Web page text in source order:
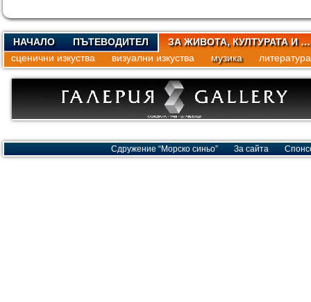
НАЧАЛО ПЪТЕВОДИТЕЛ
ЗА ЖИВОТА, КУЛТУРАТА И …
сценични изкуства
визуални изкуства музика литература
Сдружение “Морско синьо” За сайта